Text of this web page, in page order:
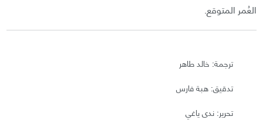
العُمر المتوقع.
ترجمة: خالد طاهر
تدقيق: هبة فارس
تحرير: ندى ياغي